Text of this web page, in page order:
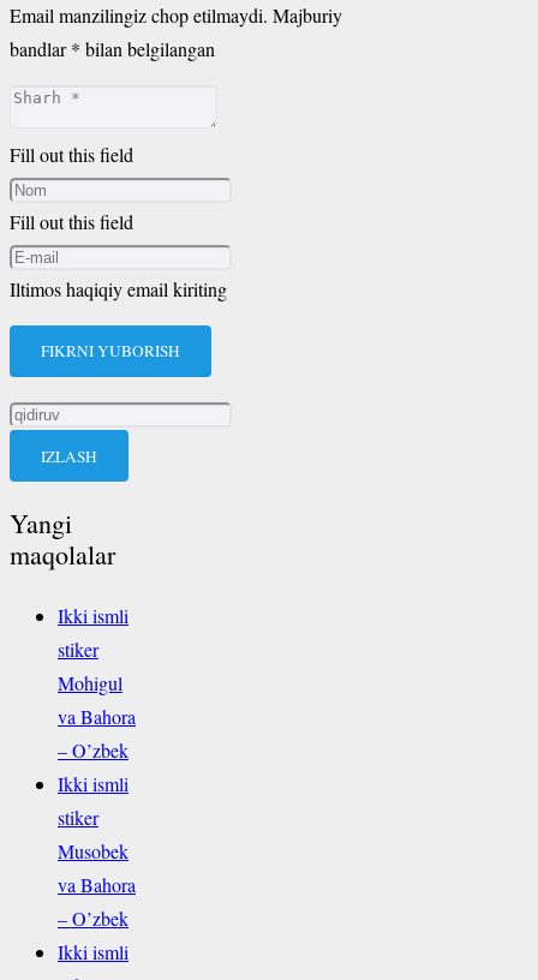
Email manzilingiz chop etilmaydi. Majburiy
bandlar* bilan belgilangan
Fill out this field
Fill out this field
Iltimos haqiqiy email kiriting
FIKRNI YUBORISH
Qidirshish:
Yangi
maqolalar
Ikki ismli
stiker
Mohigul
va Bahora
– O’zbek
Ikki ismli
stiker
Musobek
va Bahora
– O’zbek
Ikki ismli